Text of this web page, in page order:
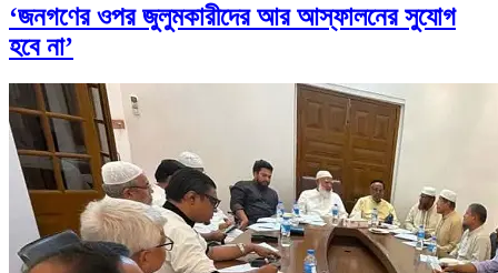
‘জনগণের ওপর জুলুমকারীদের আর আস্ফালনের সুযোগ
হবে না’